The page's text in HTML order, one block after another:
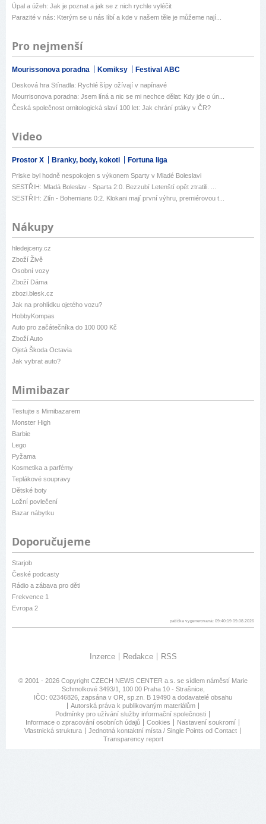
Úpal a úžeh: Jak je poznat a jak se z nich rychle vyléčit
Parazité v nás: Kterým se u nás líbí a kde v našem těle je můžeme nají...
Pro nejmenší
Mourissonova poradna Komiksy Festival ABC
Desková hra Stínadla: Rychlé šípy ožívají v napínavé
Mourrisonova poradna: Jsem líná a nic se mi nechce dělat: Kdy jde o ún...
Česká společnost ornitologická slaví 100 let: Jak chrání ptáky v ČR?
Video
Prostor X Branky, body, kokoti Fortuna liga
Priske byl hodně nespokojen s výkonem Sparty v Mladé Boleslavi
SESTŘIH: Mladá Boleslav - Sparta 2:0. Bezzubí Letenští opět ztratili. ...
SESTŘIH: Zlín - Bohemians 0:2. Klokani mají první výhru, premiérovou t...
Nákupy
hledejceny.cz
Zboží Živě
Osobní vozy
Zboží Dáma
zbozi.blesk.cz
Jak na prohlídku ojetého vozu?
HobbyKompas
Auto pro začátečníka do 100 000 Kč
Zboží Auto
Ojetá Škoda Octavia
Jak vybrat auto?
Mimibazar
Testujte s Mimibazarem
Monster High
Barbie
Lego
Pyžama
Kosmetika a parfémy
Teplákové soupravy
Dětské boty
Ložní povlečení
Bazar nábytku
Doporučujeme
Starjob
České podcasty
Rádio a zábava pro děti
Frekvence 1
Evropa 2
patička vygenerovaná: 09:40:19 09.08.2026
Inzerce Redakce RSS
© 2001 - 2026 Copyright CZECH NEWS CENTER a.s. se sídlem náměstí Marie
Schmolkové 3493/1, 100 00 Praha 10 - Strašnice,
IČO: 02346826, zapsána v OR, sp.zn. B 19490 a dodavatelé obsahu
Autorská práva k publikovaným materiálům
Podmínky pro užívání služby informační společnosti
Informace o zpracování osobních údajů
Cookies
Nastavení soukromí
Vlastnická struktura
Jednotná kontaktní místa / Single Points od Contact
Transparency report